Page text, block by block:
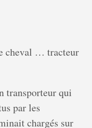
cheval … tracteur
transporteur qui
par les
chargés sur